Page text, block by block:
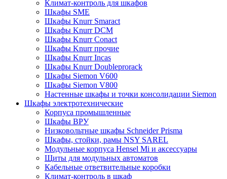
Климат-контроль для шкафов
Шкафы SME
Шкафы Knurr Smaract
Шкафы Knurr DCM
Шкафы Knurr Conact
Шкафы Knurr прочие
Шкафы Knurr Incas
Шкафы Knurr Doubleprorack
Шкафы Siemon V600
Шкафы Siemon V800
Настенные шкафы и точки консолидации Siemon
Шкафы электротехнические
Корпуса промышленные
Шкафы ВРУ
Низковольтные шкафы Schneider Prisma
Шкафы, стойки, рамы NSY SAREL
Модульные корпуса Hensel Mi и аксессуары
Щиты для модульных автоматов
Кабельные ответвительные коробки
Климат-контроль в шкаф